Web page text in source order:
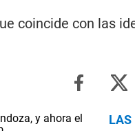
coincide con las
LAS